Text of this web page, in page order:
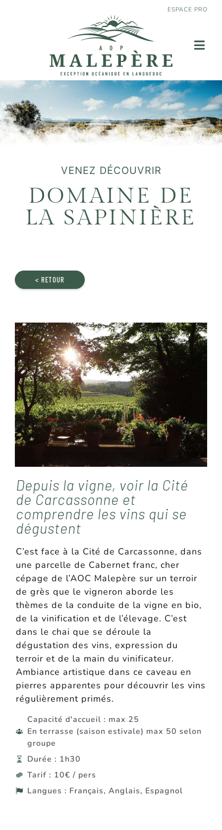
ESPACE PRO
VENEZ DÉCOUVRIR
DOMAINE DE
LA SAPINIÈRE
< RETOUR
Depuis la vigne, voir la Cité
de Carcassonne et
comprendre les vins qui se
dégustent
C’est face à la Cité de Carcassonne, dans
une parcelle de Cabernet franc, cher
cépage de l’AOC Malepère sur un terroir
de grès que le vigneron aborde les
thèmes de la conduite de la vigne en bio,
de la vinification et de l’élevage. C’est
dans le chai que se déroule la
dégustation des vins, expression du
terroir et de la main du vinificateur.
Ambiance artistique dans ce caveau en
pierres apparentes pour découvrir les vins
régulièrement primés.
Capacité d'accueil : max 25
En terrasse (saison estivale) max 50 selon
groupe
Durée : 1h30
Tarif : 10€ / pers
Langues : Français, Anglais, Espagnol